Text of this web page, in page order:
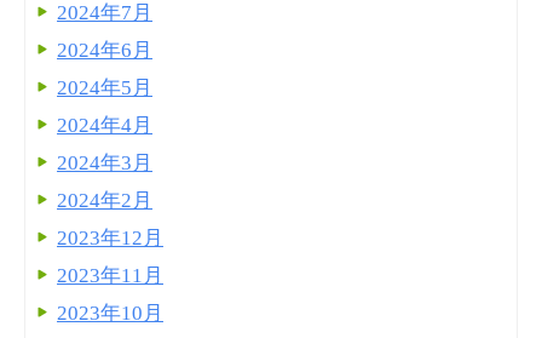
2024年7月
2024年6月
2024年5月
2024年4月
2024年3月
2024年2月
2023年12月
2023年11月
2023年10月